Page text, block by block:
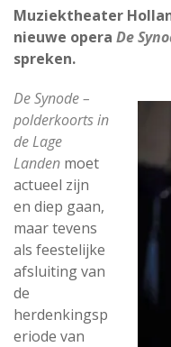
Muziektheater
nieuwe opera De
spreken.
De Synode –
polderkoorts in
de Lage
Landen moet
actueel zijn
en diep gaan,
maar tevens
als feestelijke
afsluiting van
de
herdenkingsp
eriode van